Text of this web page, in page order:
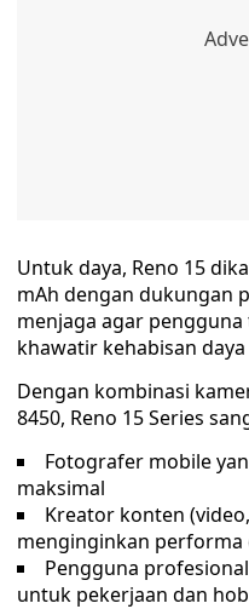
Untuk daya, Reno 15
mAh dengan dukungan
menjaga agar
khawatir kehabisan
Dengan kombinasi
8450, Reno 15 Series
Fotografer mobile
maksimal
Kreator konten
menginginkan performa
Pengguna
untuk pekerjaan dan